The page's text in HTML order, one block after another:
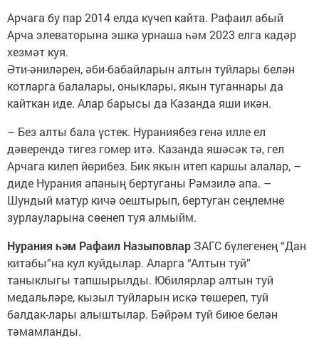
Арчага бу пар 2014 елда күчеп кайта. Рафаил абый
Арча элеваторына эшкә урнаша һәм 2023 елга кадәр
хезмәт куя.
Әти-әниләрен, әби-бабайларын алтын туйлары белән
котларга балалары, оныклары, якын туганнары да
кайткан иде. Алар барысы да Казанда яши икән.
– Без алты бала үстек. Нураниябез генә илле ел
дәверендә тигез гомер итә. Казанда яшәсәк тә, гел
Арчага килеп йөрибез. Бик якын итеп каршы алалар, –
диде Нурания апаның бертуганы Рәмзилә апа. –
Шундый матур кичә оештырып, бертуган сеңлемне
зурлауларына сөенеп туя алмыйм.
Нурания һәм Рафаил Назыповлар ЗАГС бүлегенең “Дан
китабы”на кул куйдылар. Аларга “Алтын туй”
таныклыгы тапшырылды. Юбилярлар алтын туй
медальләре, кызыл туйларын искә төшереп, туй
балдак-лары алыштылар. Бәйрәм туй биюе белән
тәмамланды.